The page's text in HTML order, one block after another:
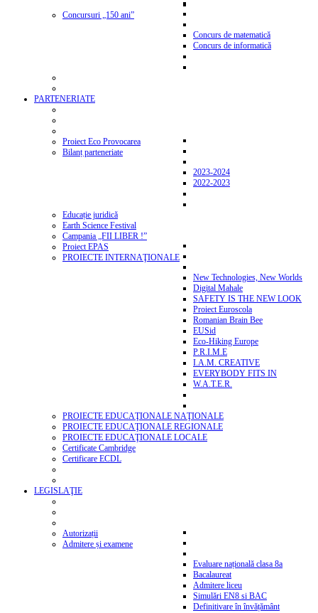
Concursuri „150 ani”
Concurs de matematică
Concurs de informatică
PARTENERIATE
Proiect Eco Provocarea
Bilanț parteneriate
2023-2024
2022-2023
Educație juridică
Earth Science Festival
Campania „FII LIBER !”
Proiect EPAS
PROIECTE INTERNAŢIONALE
New Technologies, New Worlds
Digital Mahale
SAFETY IS THE NEW LOOK
Proiect Euroscola
Romanian Brain Bee
EUSid
Eco-Hiking Europe
P.R.I.M.E
I.A.M. CREATIVE
EVERYBODY FITS IN
W.A.T.E.R.
PROIECTE EDUCAŢIONALE NAŢIONALE
PROIECTE EDUCAŢIONALE REGIONALE
PROIECTE EDUCAŢIONALE LOCALE
Certificate Cambridge
Certificare ECDL
LEGISLAŢIE
Autorizații
Admitere și examene
Evaluare națională clasa 8a
Bacalaureat
Admitere liceu
Simulări EN8 si BAC
Definitivare în învățământ